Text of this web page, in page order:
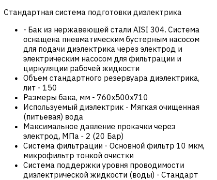
Стандартная система подготовки диэлектрика
- Бак из нержавеющей стали AISI 304. Система
оснащена пневматическим бустерным насосом
для подачи диэлектрика через электрод и
электрическим насосом для фильтрации и
циркуляции рабочей жидкости
Объем стандартного резервуара диэлектрика,
лит - 150
Размеры бака, мм - 760х500х710
Используемый диэлектрик - Мягкая очищенная
(питьевая) вода
Максимальное давление прокачки через
электрод, МПа - 2 (20 Бар)
Система фильтрации - Основной фильтр 10 мкм,
микрофильтр тонкой очистки
Система поддержки уровня проводимости
диэлектрической жидкости (воды) - Стандарт